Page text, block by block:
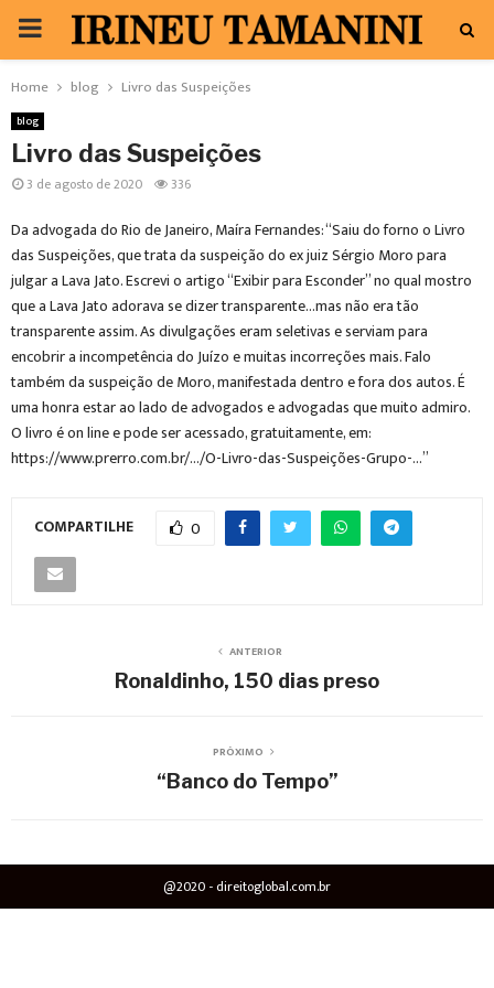
PRIMARY
MENU
Home blog Livro das Suspeições
blog
Livro das Suspeições
3 de agosto de 2020 336
Da advogada do Rio de Janeiro, Maíra Fernandes: “Saiu do forno o Livro
das Suspeições, que trata da suspeição do ex juiz Sérgio Moro para
julgar a Lava Jato. Escrevi o artigo “Exibir para Esconder” no qual mostro
que a Lava Jato adorava se dizer transparente…mas não era tão
transparente assim. As divulgações eram seletivas e serviam para
encobrir a incompetência do Juízo e muitas incorreções mais. Falo
também da suspeição de Moro, manifestada dentro e fora dos autos. É
uma honra estar ao lado de advogados e advogadas que muito admiro.
O livro é on line e pode ser acessado, gratuitamente, em:
https://www.prerro.com.br/…/O-Livro-das-Suspeições-Grupo-…”
COMPARTILHE 0
ANTERIOR
Ronaldinho, 150 dias preso
PRÓXIMO
“Banco do Tempo”
@2020 - direitoglobal.com.br